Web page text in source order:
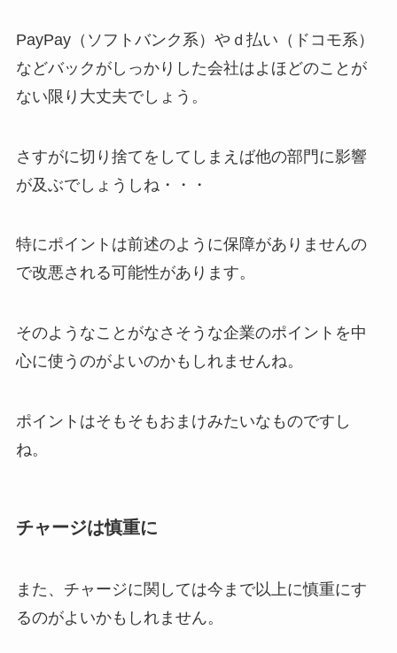
PayPay（ソフトバンク系）やｄ払い（ドコモ系）
などバックがしっかりした会社はよほどのことが
ない限り大丈夫でしょう。
さすがに切り捨てをしてしまえば他の部門に影響
が及ぶでしょうしね・・・
特にポイントは前述のように保障がありませんの
で改悪される可能性があります。
そのようなことがなさそうな企業のポイントを中
心に使うのがよいのかもしれませんね。
ポイントはそもそもおまけみたいなものですし
ね。
チャージは慎重に
また、チャージに関しては今まで以上に慎重にす
るのがよいかもしれません。